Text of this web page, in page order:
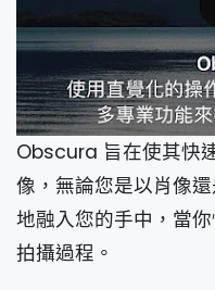
Obscura 旨在使其快
像，無論您是以肖像
地融入您的手中，當
拍攝過程。